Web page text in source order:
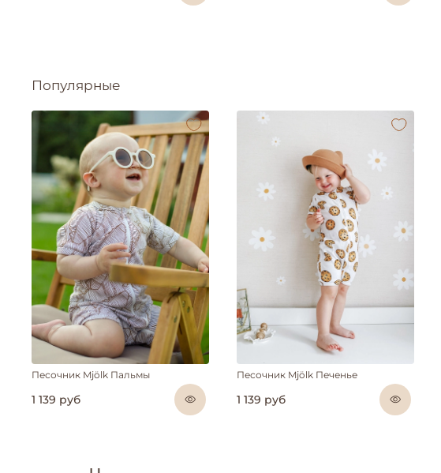
Популярные
Песочник Mjölk Пальмы
1 139 руб
Песочник Mjölk Печенье
1 139 руб